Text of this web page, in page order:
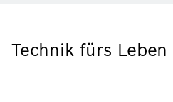
Technik fürs Leben